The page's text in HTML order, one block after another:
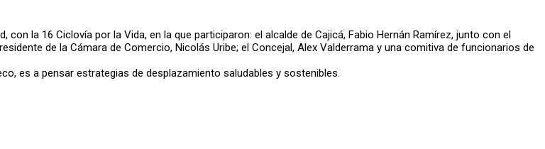
con la 16 Ciclovía por la Vida, en la que participaron: el alcalde de Cajicá, Fabio Hernán Ramírez, junto con el
de la Cámara de Comercio, Nicolás Uribe; el Concejal, Alex Valderrama y una comitiva de funcionarios de
es a pensar estrategias de desplazamiento saludables y sostenibles.